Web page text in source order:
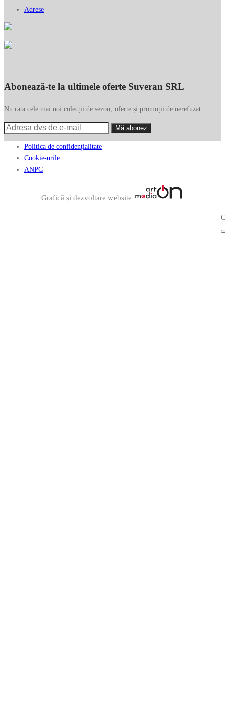
Adrese
Abonează-te la ultimele oferte Suveran SRL
Nu rata cele mai noi colecții de sezon, oferte și promoții de nerefuzat.
Politica de confidențialitate
Cookie-urile
ANPC
Graficã și dezvoltare website